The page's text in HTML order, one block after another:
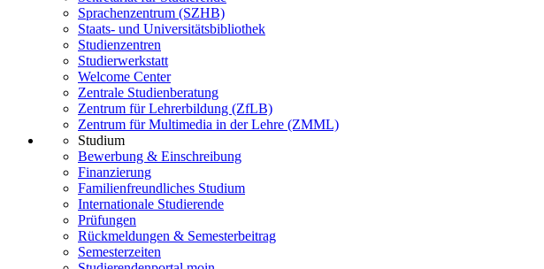
Sprachenzentrum (SZHB)
Staats- und Universitätsbibliothek
Studienzentren
Studierwerkstatt
Welcome Center
Zentrale Studienberatung
Zentrum für Lehrerbildung (ZfLB)
Zentrum für Multimedia in der Lehre (ZMML)
Studium
Bewerbung & Einschreibung
Finanzierung
Familienfreundliches Studium
Internationale Studierende
Prüfungen
Rückmeldungen & Semesterbeitrag
Semesterzeiten